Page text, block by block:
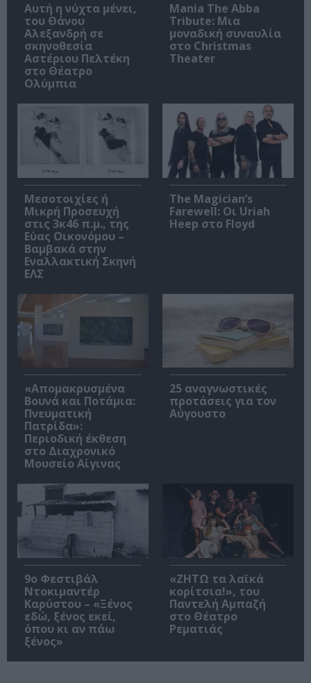
Αυτή η νύχτα μένει,
του Θάνου
Αλεξανδρή σε
σκηνοθεσία
Αστέριου Πελτέκη
στο Θέατρο
Ολύμπια
Mania The Abba
Tribute: Μια
μοναδική συναυλία
στο Christmas
Theater
Μεσοτοιχίες ή
Μικρή Προσευχή
στις 3κ46 π.μ., της
Εύας Οικονόμου –
Βαμβακά στην
Εναλλακτική Σκηνή
ΕΛΣ
The Magician’s
Farewell: Οι Uriah
Heep στο Floyd
«Απομακρυσμένα
Βουνά και Ποτάμια:
Πνευματική
Πατρίδα»:
Περιοδική έκθεση
στο Διαχρονικό
Μουσείο Αίγινας
25 αναγνωστικές
προτάσεις για τον
Αύγουστο
9ο Φεστιβάλ
Ντοκιμαντέρ
Καρύστου – «Ξένος
εδώ, ξένος εκεί,
όπου κι αν πάω
ξένος»
«ΖΗΤΩ τα λαϊκά
κορίτσια!», του
Παντελή Αμπαζή
στο Θέατρο
Ρεματιάς